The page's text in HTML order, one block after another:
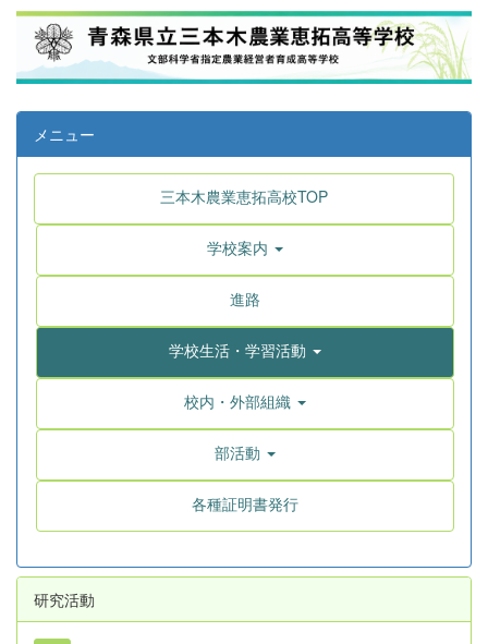
メニュー
三本木農業恵拓高校TOP
学校案内
進路
学校生活・学習活動
校内・外部組織
部活動
各種証明書発行
研究活動